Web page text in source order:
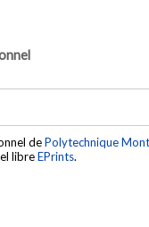
dePolytechnique
libreEPrints.